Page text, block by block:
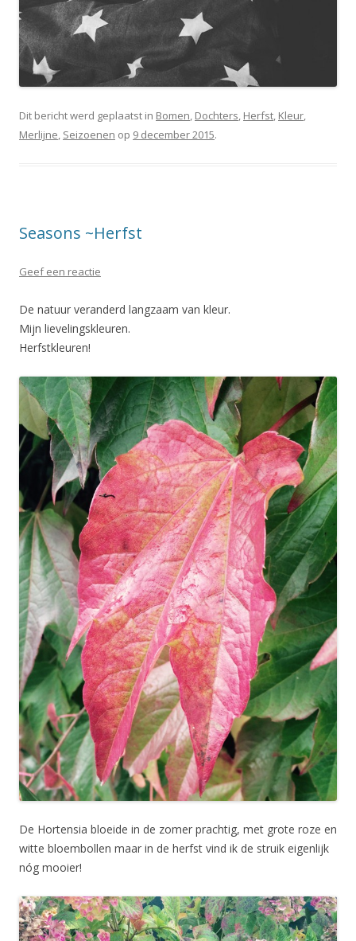
Dit bericht werd geplaatst in Bomen, Dochters, Herfst, Kleur,
Merlijne, Seizoenen op 9 december 2015.
Seasons ~Herfst
Geef een reactie
De natuur veranderd langzaam van kleur.
Mijn lievelingskleuren.
Herfstkleuren!
De Hortensia bloeide in de zomer prachtig, met grote roze en
witte bloembollen maar in de herfst vind ik de struik eigenlijk
nóg mooier!